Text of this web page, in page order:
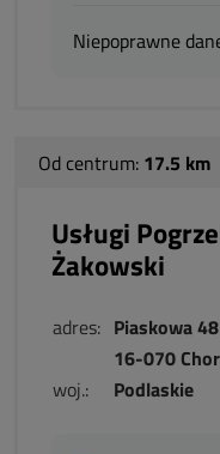
Niepoprawne
Od centrum: 17.5 km
Usługi
Żakowski
adres: Piaskowa 48
16-070
woj.:
Podlaskie